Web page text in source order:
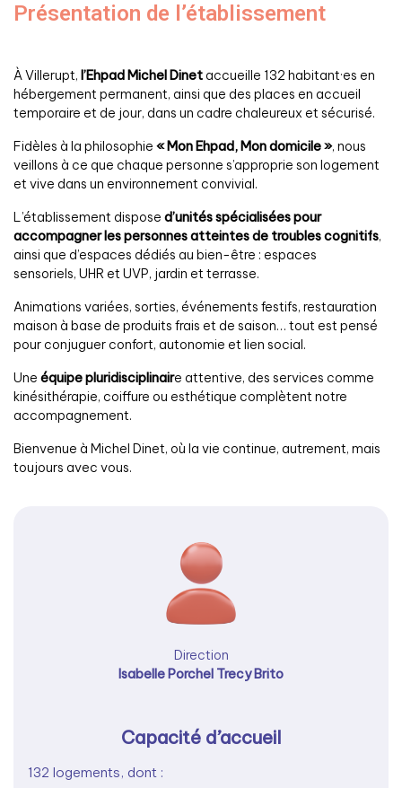
Présentation de l’établissement
À Villerupt, l’Ehpad Michel Dinet accueille 132 habitant·es en
hébergement permanent, ainsi que des places en accueil
temporaire et de jour, dans un cadre chaleureux et sécurisé.
Fidèles à la philosophie « Mon Ehpad, Mon domicile », nous
veillons à ce que chaque personne s’approprie son logement
et vive dans un environnement convivial.
L’établissement dispose d’unités spécialisées pour
accompagner les personnes atteintes de troubles cognitifs,
ainsi que d’espaces dédiés au bien-être : espaces
sensoriels, UHR et UVP, jardin et terrasse.
Animations variées, sorties, événements festifs, restauration
maison à base de produits frais et de saison… tout est pensé
pour conjuguer confort, autonomie et lien social.
Une équipe pluridisciplinaire attentive, des services comme
kinésithérapie, coiffure ou esthétique complètent notre
accompagnement.
Bienvenue à Michel Dinet, où la vie continue, autrement, mais
toujours avec vous.
Direction
Isabelle Porchel Trecy Brito
Capacité d’accueil
132 logements, dont :